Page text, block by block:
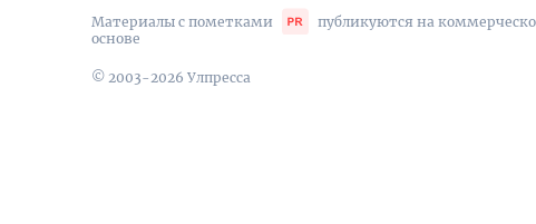
Материалы с пометками
публикуются на
основе
© 2003-2026 Улпресса